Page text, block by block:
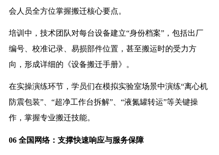
会人员全方位掌握搬迁核心要点。
培训中，技术团队对每台设备建立“身份档案”，包括出厂
编号、校准记录、易损部件位置，甚至搬运时的受力方
向，形成详细的《设备搬迁手册》。
在实操演练环节，学员们在模拟实验室场景中演练“离心机
防震包装”、“超净工作台拆解”、“液氮罐转运”等关键操
作，掌握专业搬迁技能。
06 全国网络：支撑快速响应与服务保障